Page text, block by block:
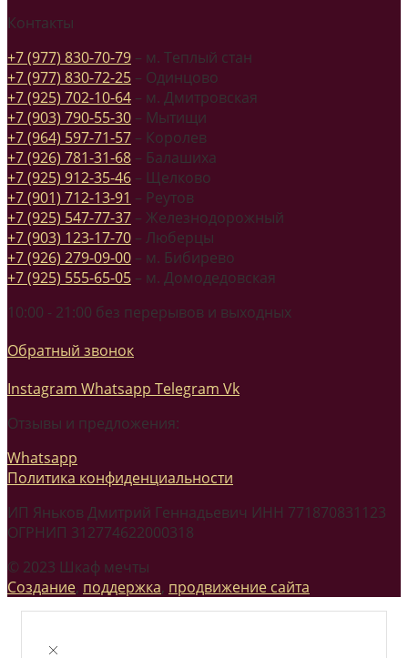
Контакты
+7 (977) 830-70-79 – м. Теплый стан
+7 (977) 830-72-25 – Одинцово
+7 (925) 702-10-64 – м. Дмитровская
+7 (903) 790-55-30 – Мытищи
+7 (964) 597-71-57 – Королев
+7 (926) 781-31-68 – Балашиха
+7 (925) 912-35-46 – Щелково
+7 (901) 712-13-91 – Реутов
+7 (925) 547-77-37 – Железнодорожный
+7 (903) 123-17-70 – Люберцы
+7 (926) 279-09-00 – м. Бибирево
+7 (925) 555-65-05 – м. Домодедовская
10:00 - 21:00 без перерывов и выходных
Обратный звонок
Instagram Whatsapp Telegram Vk
Отзывы и предложения:
Whatsapp
Политика конфиденциальности
ИП Яньков Дмитрий Геннадьевич ИНН 771870831123
ОГРНИП 312774622000318
© 2023 Шкаф мечты
Создание, поддержка, продвижение сайта